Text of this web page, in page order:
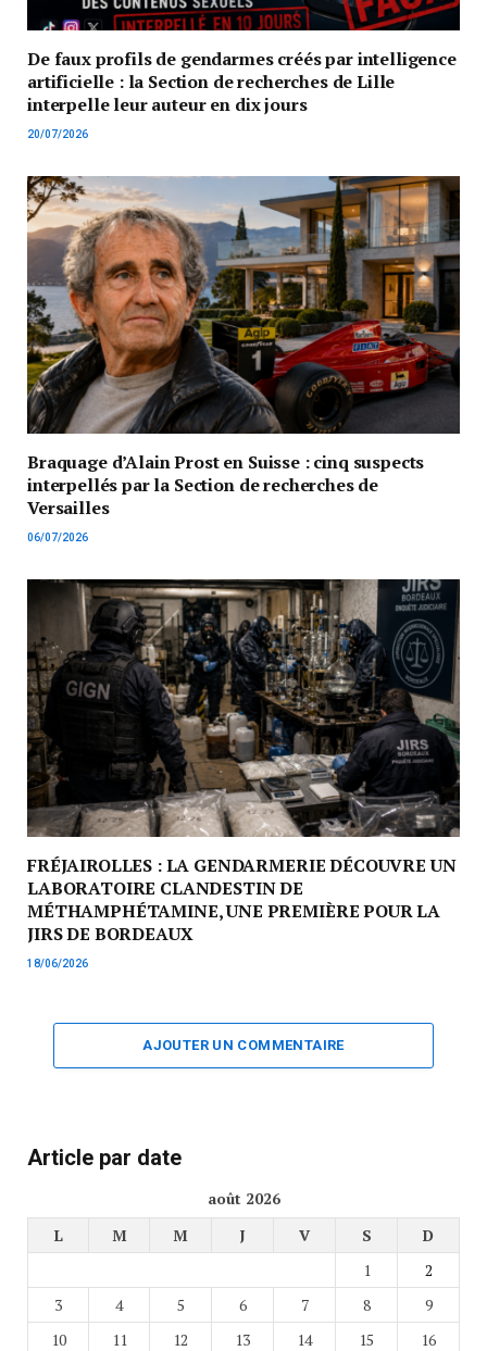
De faux profils de gendarmes créés par intelligence
artificielle : la Section de recherches de Lille
interpelle leur auteur en dix jours
20/07/2026
Braquage d’Alain Prost en Suisse : cinq suspects
interpellés par la Section de recherches de
Versailles
06/07/2026
FRÉJAIROLLES : LA GENDARMERIE DÉCOUVRE UN
LABORATOIRE CLANDESTIN DE
MÉTHAMPHÉTAMINE, UNE PREMIÈRE POUR LA
JIRS DE BORDEAUX
18/06/2026
AJOUTER UN COMMENTAIRE
Article par date
août 2026
L
M M J V S
D
1
2
3
4 5 6 7 8
9
10
11 12 13 14 15
16